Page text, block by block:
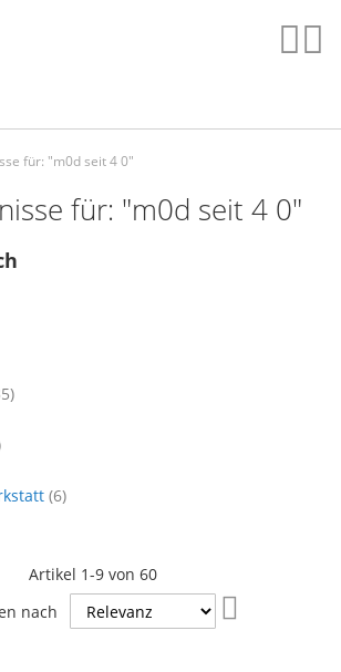
für: "m0d seit 4 0"
für: "m0d seit 4 0"
Artikel 1-9 von 60
nach
Artikel
6Artikel